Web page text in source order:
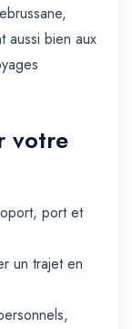
aussi bien aux
votre
port et
un trajet en